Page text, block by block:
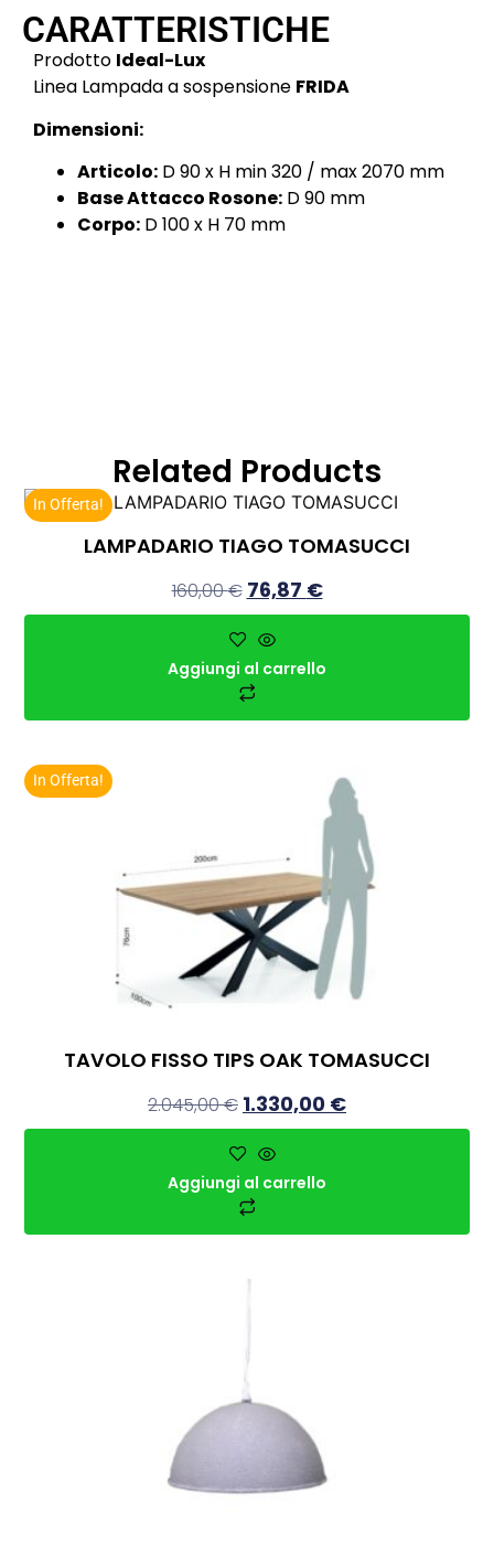
CARATTERISTICHE
Prodotto Ideal-Lux
Linea Lampada a sospensione FRIDA
Dimensioni:
Articolo: D 90 x H min 320 / max 2070 mm
Base Attacco Rosone: D 90 mm
Corpo: D 100 x H 70 mm
Related Products
In Offerta!
LAMPADARIO TIAGO TOMASUCCI
160,00€ 76,87 €
Aggiungi al carrello
In Offerta!
TAVOLO FISSO TIPS OAK TOMASUCCI
2.045,00€ 1.330,00 €
Aggiungi al carrello